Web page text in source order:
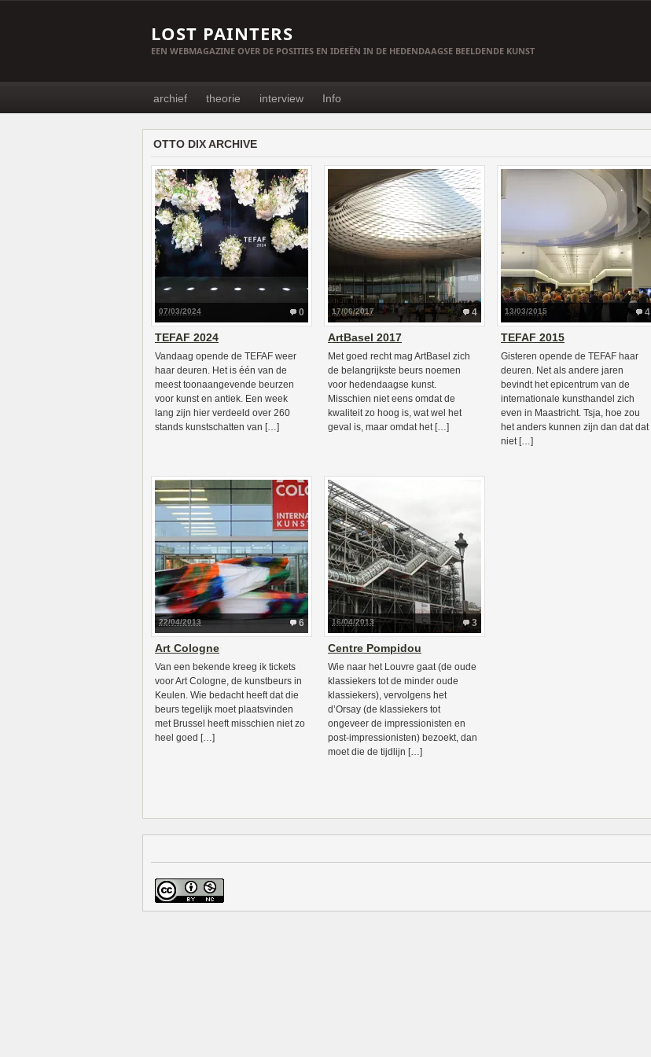
LOST PAINTERS
EEN WEBMAGAZINE OVER DE POSITIES EN IDEEËN IN DE HEDENDAAGSE BEELDENDE KUNST
archief theorie interview Info
OTTO DIX ARCHIVE
0
07/03/2024
TEFAF 2024
Vandaag opende de TEFAF weer
haar deuren. Het is één van de
meest toonaangevende beurzen
voor kunst en antiek. Een week
lang zijn hier verdeeld over 260
stands kunstschatten van […]
4
17/06/2017
ArtBasel 2017
Met goed recht mag ArtBasel zich
de belangrijkste beurs noemen
voor hedendaagse kunst.
Misschien niet eens omdat de
kwaliteit zo hoog is, wat wel het
geval is, maar omdat het […]
4
13/03/2015
TEFAF 2015
Gisteren opende de TEFAF haar
deuren. Net als andere jaren
bevindt het epicentrum van de
internationale kunsthandel zich
even in Maastricht. Tsja, hoe zou
het anders kunnen zijn dan dat dat
niet […]
6
22/04/2013
Art Cologne
Van een bekende kreeg ik tickets
voor Art Cologne, de kunstbeurs in
Keulen. Wie bedacht heeft dat die
beurs tegelijk moet plaatsvinden
met Brussel heeft misschien niet zo
heel goed […]
3
16/04/2013
Centre Pompidou
Wie naar het Louvre gaat (de oude
klassiekers tot de minder oude
klassiekers), vervolgens het
d’Orsay (de klassiekers tot
ongeveer de impressionisten en
post-impressionisten) bezoekt, dan
moet die de tijdlijn […]